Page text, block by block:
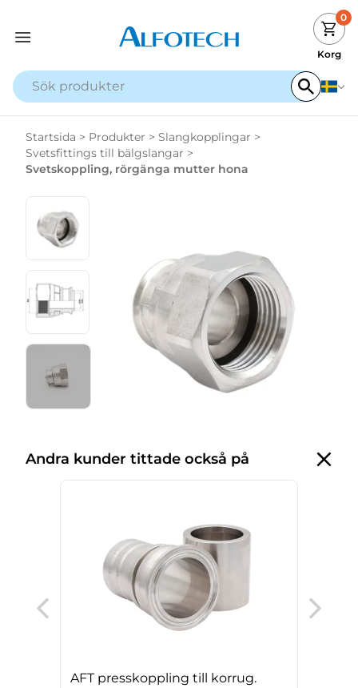
0
Korg
Startsida > Produkter > Slangkopplingar >
Svetsfittings till bälgslangar >
Svetskoppling, rörgänga mutter hona
Andra kunder tittade också på
AFT presskoppling till korrug.